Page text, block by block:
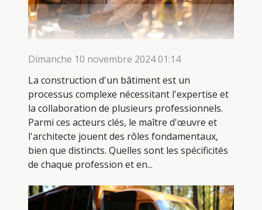
Dimanche 10 novembre 2024 01:14
La construction d'un bâtiment est un
processus complexe nécessitant l'expertise et
la collaboration de plusieurs professionnels.
Parmi ces acteurs clés, le maître d'œuvre et
l'architecte jouent des rôles fondamentaux,
bien que distincts. Quelles sont les spécificités
de chaque profession et en...